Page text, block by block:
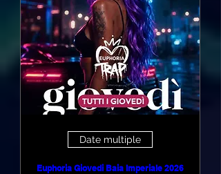
Date multiple
Euphoria Giovedi Baia Imperiale 2026